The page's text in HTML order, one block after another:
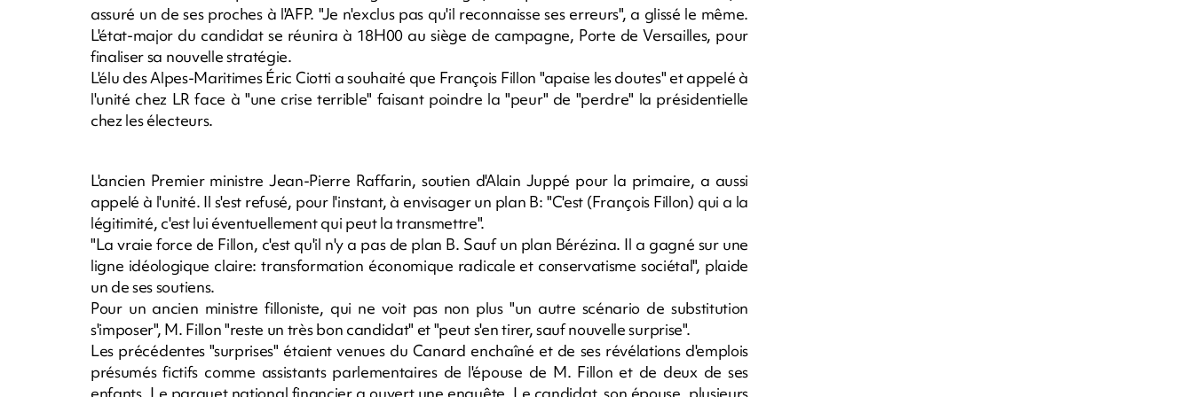
assuré un de ses proches à l'AFP. "Je n'exclus pas qu'il reconnaisse ses erreurs", a glissé le même.
L'état-major du candidat se réunira à 18H00 au siège de campagne, Porte de Versailles, pour
finaliser sa nouvelle stratégie.
L'élu des Alpes-Maritimes Éric Ciotti a souhaité que François Fillon "apaise les doutes" et appelé à
l'unité chez LR face à "une crise terrible" faisant poindre la "peur" de "perdre" la présidentielle
chez les électeurs.
L'ancien Premier ministre Jean-Pierre Raffarin, soutien d'Alain Juppé pour la primaire, a aussi
appelé à l'unité. Il s'est refusé, pour l'instant, à envisager un plan B: "C'est (François Fillon) qui a la
légitimité, c'est lui éventuellement qui peut la transmettre".
"La vraie force de Fillon, c'est qu'il n'y a pas de plan B. Sauf un plan Bérézina. Il a gagné sur une
ligne idéologique claire: transformation économique radicale et conservatisme sociétal", plaide
un de ses soutiens.
Pour un ancien ministre filloniste, qui ne voit pas non plus "un autre scénario de substitution
s'imposer", M. Fillon "reste un très bon candidat" et "peut s'en tirer, sauf nouvelle surprise".
Les précédentes "surprises" étaient venues du Canard enchaîné et de ses révélations d'emplois
présumés fictifs comme assistants parlementaires de l'épouse de M. Fillon et de deux de ses
enfants. Le parquet national financier a ouvert une enquête. Le candidat, son épouse, plusieurs